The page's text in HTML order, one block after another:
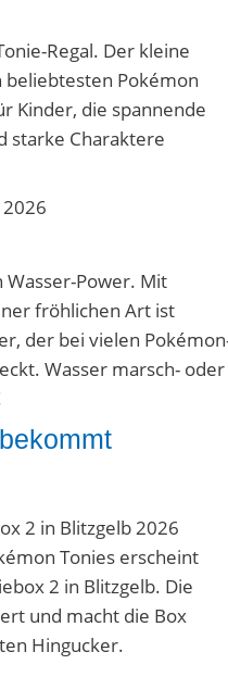
Regal. Der kleine
beliebtesten Pokémon
Kinder, die spannende
starke Charaktere
Wasser-Power. Mit
fröhlichen Art ist
der bei vielen
Wasser marsch- oder
Tonies erscheint
2 in Blitzgelb. Die
und macht die Box
Hingucker.